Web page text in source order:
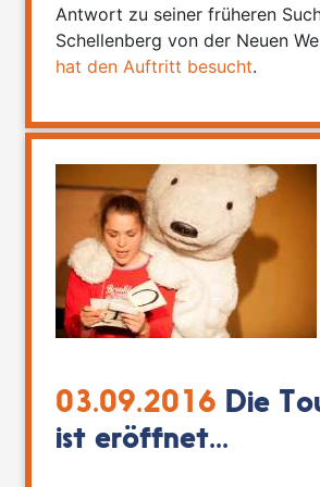
Antwort zu seiner früheren
Schellenberg von der Neuen
hat den Auftritt besucht.
03.09.2016 Die
ist eröffnet...